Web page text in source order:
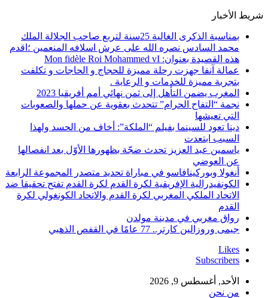
شريط الأخبار
بمناسبة الذكرى الغالية 25سنة لتربع صاحب الجلالة الملك
محمد السادس نصره الله على عرش اسلافه المنعمين ؛اقدم
هذه القصيدة بعنوان: Mon fidèle Roi Mohammed vI
عمالة آنفا جهزت رحلة مميزة للحجاج و الحاجات و تكلفت
بتجربة مميزة للخدمات و الرعاية .
المغرب يضمن التأهل إلى ثمن نهائي أمم أفريقيا 2023
نجمة “التفاح الحرام” تتحدث بعقوية عن حملها والصعوبات
التي تعيشها
دينا تعود للسينما بفيلم “الملكة”: أخاف من الحسد ولهذا
السبب ابتعدت
ياسمين عبد العزيز تحدث ضجّة بظهورها الأوّل بعد انفصالها
عن العوضي
أنغولا وبوركينافاسو في مباراة تحديد متصدر المجموعة الرابعة
الكونفيدرالية الإفريقية لكرة القدم لكرة القدم تفتح تحقيقا ضد
الاتحاد الملكي المغربي لكرة القدم والاتحاد الكونغولي لكرة
القدم
رواق مغربي في مدينة مولدن
جيمى وروزالين كارتر.. 77 عامًا في القفص الذهبي
Likes
Subscribers
الأحد, أغسطس 9, 2026
من نحن